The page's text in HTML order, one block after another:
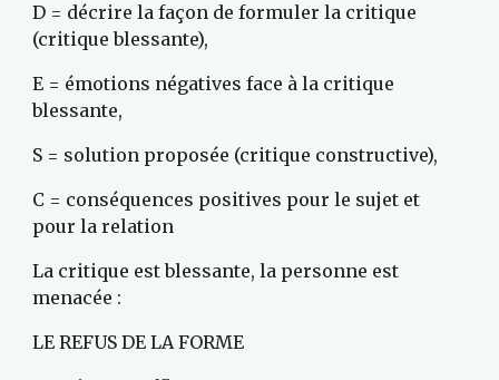
D = décrire la façon de formuler la critique
(critique blessante),
E = émotions négatives face à la critique
blessante,
S = solution proposée (critique constructive),
C = conséquences positives pour le sujet et
pour la relation
La critique est blessante, la personne est
menacée :
LE REFUS DE LA FORME